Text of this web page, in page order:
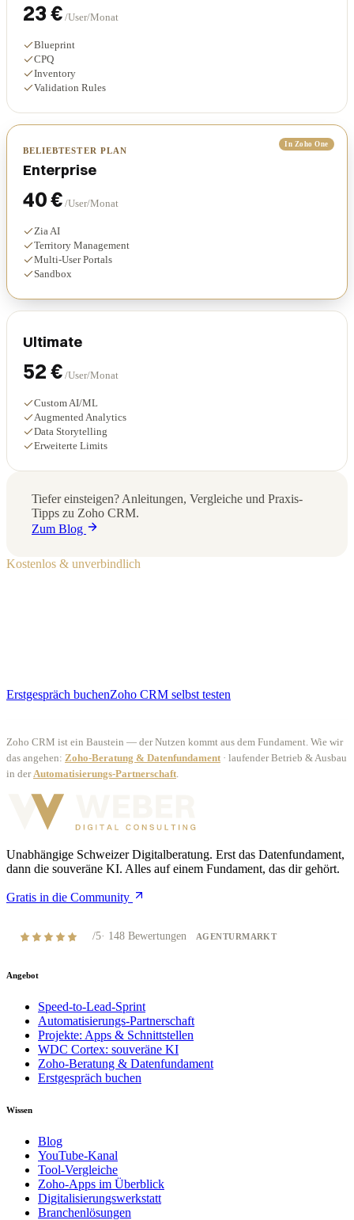
23 € /User/Monat
Blueprint
CPQ
Inventory
Validation Rules
BELIEBTESTER PLAN
In Zoho One
Enterprise
40 € /User/Monat
Zia AI
Territory Management
Multi-User Portals
Sandbox
Ultimate
52 € /User/Monat
Custom AI/ML
Augmented Analytics
Data Storytelling
Erweiterte Limits
Tiefer einsteigen? Anleitungen, Vergleiche und Praxis-
Tipps zu Zoho CRM.
Zum Blog
Kostenlos & unverbindlich
Erstgespräch buchenZoho CRM selbst testen
Zoho CRM ist ein Baustein — der Nutzen kommt aus dem Fundament. Wie wir
das angehen: Zoho-Beratung & Datenfundament · laufender Betrieb & Ausbau
in derAutomatisierungs-Partnerschaft.
Unabhängige Schweizer Digitalberatung. Erst das Datenfundament,
dann die souveräne KI. Alles auf einem Fundament, das dir gehört.
Gratis in die Community
/5· 148 Bewertungen AGENTURMARKT
Angebot
Speed-to-Lead-Sprint
Automatisierungs-Partnerschaft
Projekte: Apps & Schnittstellen
WDC Cortex: souveräne KI
Zoho-Beratung & Datenfundament
Erstgespräch buchen
Wissen
Blog
YouTube-Kanal
Tool-Vergleiche
Zoho-Apps im Überblick
Digitalisierungswerkstatt
Branchenlösungen